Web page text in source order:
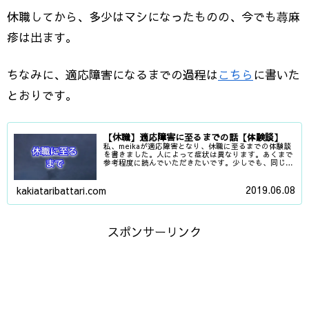
休職してから、多少はマシになったものの、今でも蕁麻
疹は出ます。
ちなみに、適応障害になるまでの過程はこちら に書いた
とおりです。
【休職】適応障害に至るまでの話【体験談】
私、meikaが適応障害となり、休職に至るまでの体験談
を書きました。人によって症状は異なります。あくまで
参考程度に読んでいただきたいです。少しでも、同じよ
kakiataribattari.com 2019.06.08
スポンサーリンク